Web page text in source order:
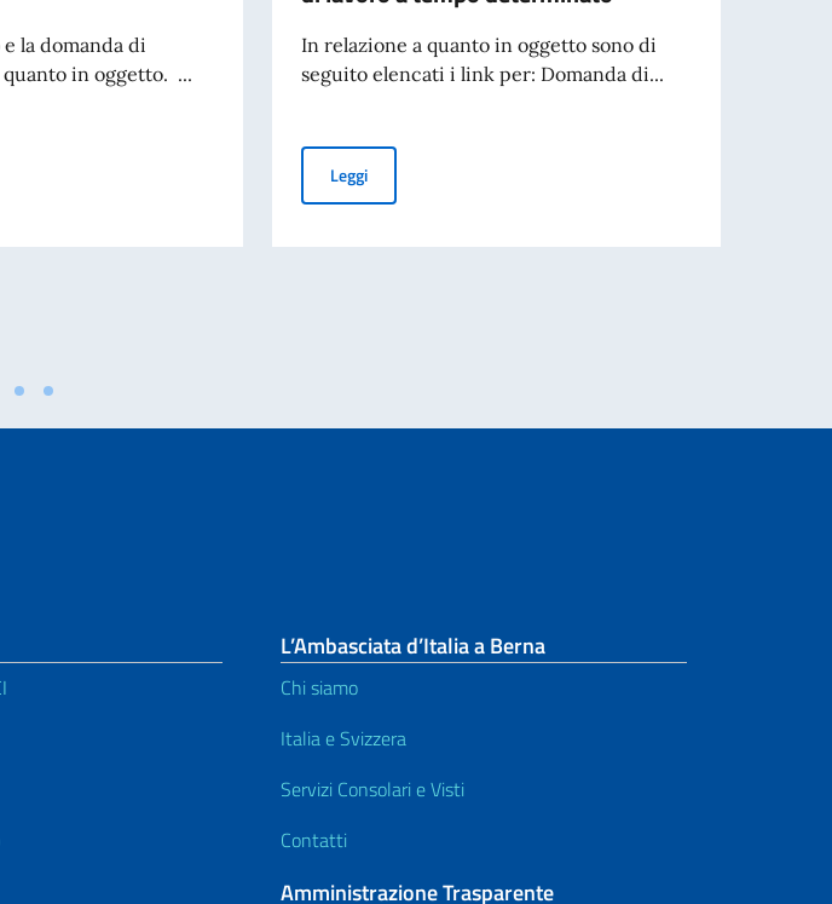
DEGLI AFFARI ESTERI E COOPERAZIONE INTERNAZIONALE, ON. ANTONIO TAJANI, IN OCCASIONE DEL 70°
la domanda di
in oggetto. ...
ICE BERNA - ASSUNZIONE ASSISTENTE ANALISTA DI MERCATO A TEMPO DETERMINATO
In relazione a quanto in oggetto sono di
seguito elencati i link per: Domanda di...
LeggiAVVISO DI SELEZIONE PER ASSUNZIONE DI N.1
L’Ambasciata d’Italia a Berna
Chi siamo
Italia e Svizzera
Servizi Consolari e Visti
Contatti
Amministrazione Trasparente